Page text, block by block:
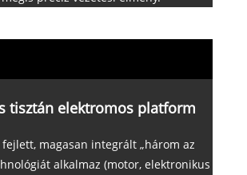
tisztán elektromos platform
magasan integrált „három az
alkalmaz (motor, elektronikus